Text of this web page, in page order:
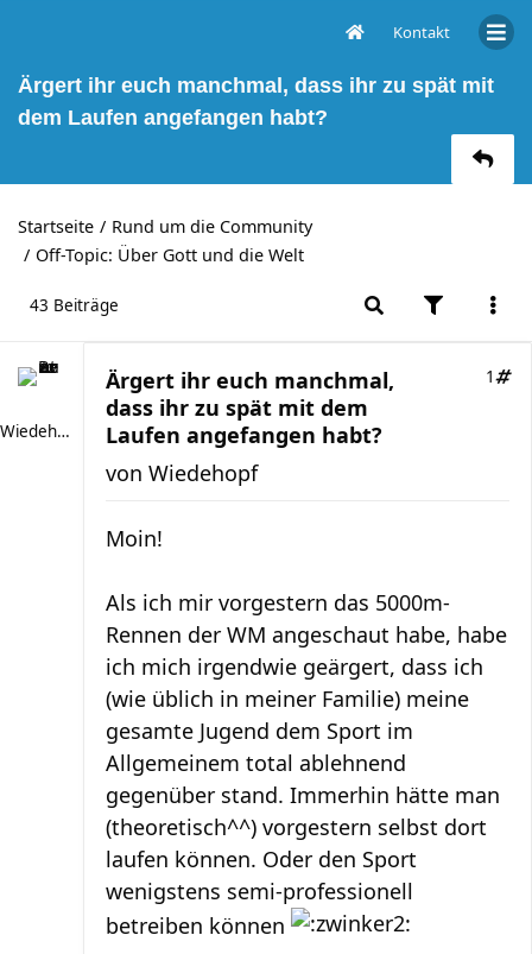
Kontakt
Ärgert ihr euch manchmal, dass ihr zu spät mit
dem Laufen angefangen habt?
Startseite
Rund um die Community
Off-Topic: Über Gott und die Welt
43 Beiträge
Wiedehopf
Ärgert ihr euch manchmal,
dass ihr zu spät mit dem
Laufen angefangen habt?
1
von Wiedehopf
Moin!
Als ich mir vorgestern das 5000m-
Rennen der WM angeschaut habe, habe
ich mich irgendwie geärgert, dass ich
(wie üblich in meiner Familie) meine
gesamte Jugend dem Sport im
Allgemeinem total ablehnend
gegenüber stand. Immerhin hätte man
(theoretisch^^) vorgestern selbst dort
laufen können. Oder den Sport
wenigstens semi-professionell
betreiben können